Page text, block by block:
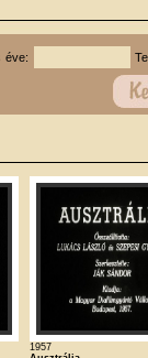
1957